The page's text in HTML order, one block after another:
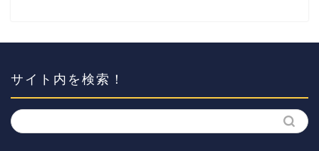
サイト内を検索！